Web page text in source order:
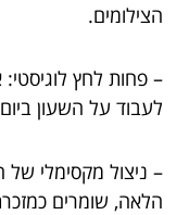
הצילומים.
– פחות לחץ
לעבוד על השעון
– ניצול מקסימלי
הלאה, שומרים